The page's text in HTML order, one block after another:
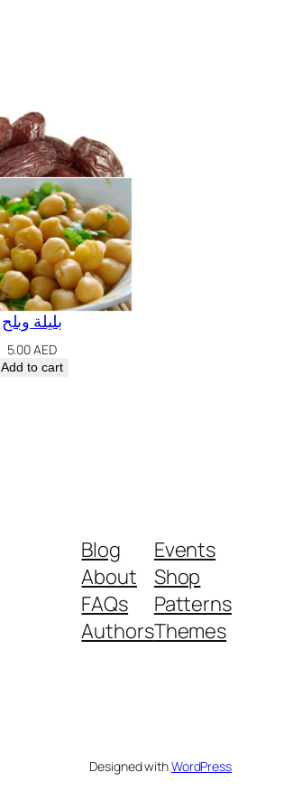
بليلة وبلح
5.00AED
Add to cart
Blog
About
FAQs
Authors
Events
Shop
Patterns
Themes
Designed withWordPress